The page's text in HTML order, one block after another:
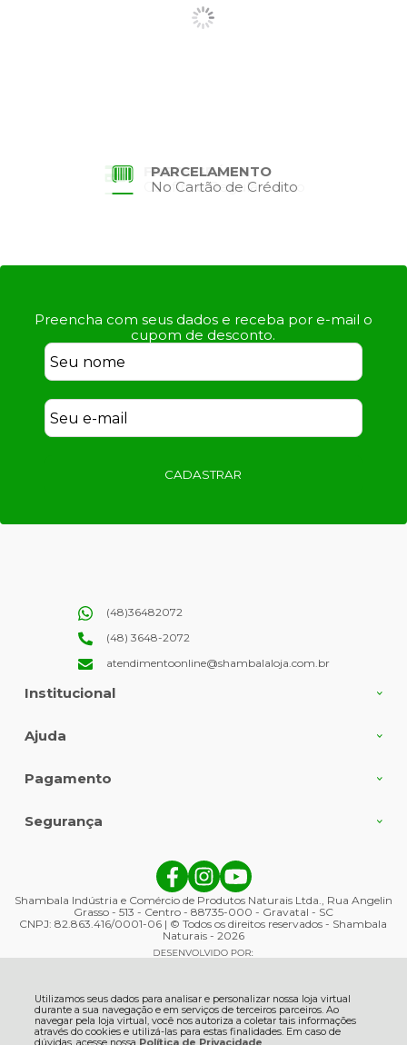
Utilizamos seus dados para analisar e personalizar nossa loja virtual
durante a sua navegação e em serviços de terceiros parceiros. Ao
navegar pela loja virtual, você nos autoriza a coletar tais informações
através do cookies e utilizá-las para estas finalidades. Em caso de
PARCELAMENTO
No Cartão de Crédito
Preencha com seus dados e receba por e-mail o
cupom de desconto.
CADASTRAR
Institucional
Ajuda
(48)36482072
(48) 3648-2072
atendimentoonline@shambalaloja.com.br
Pagamento
Segurança
Shambala Indústria e Comércio de Produtos Naturais Ltda., Rua Angelin
Grasso - 513 - Centro - 88735-000 - Gravatal - SC
CNPJ: 82.863.416/0001-06 | © Todos os direitos reservados - Shambala
Naturais - 2026